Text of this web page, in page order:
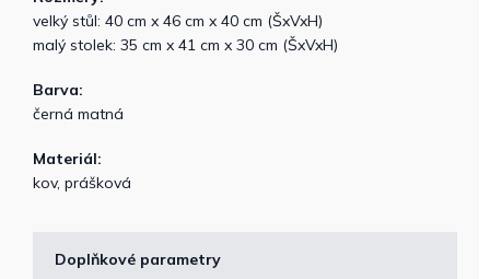
velký stůl: 40 cm x 46 cm x 40 cm (ŠxVxH)
malý stolek: 35 cm x 41 cm x 30 cm (ŠxVxH)
Barva:
černá matná
Materiál:
kov, prášková
Doplňkové parametry